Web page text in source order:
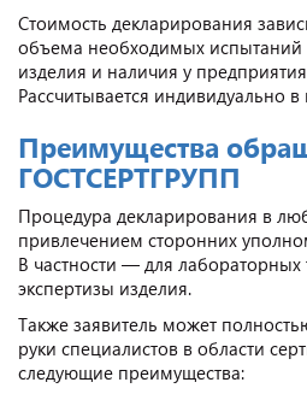
Стоимость декларирования
объема необходимых испытаний
изделия и наличия у
Рассчитывается индивидуально
Преимущества
ГОСТСЕРТГРУПП
Процедура декларирования в
привлечением сторонних
В частности — для лабораторных
экспертизы изделия.
Также заявитель может
руки специалистов в области
следующие преимущества: